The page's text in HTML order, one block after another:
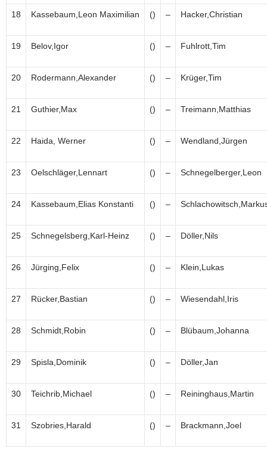
18 Kassebaum,Leon Maximilian () – Hacker,Christian
19 Belov,Igor () – Fuhlrott,Tim
20 Rodermann,Alexander () – Krüger,Tim
21 Guthier,Max () – Treimann,Matthias
22 Haida, Werner () – Wendland,Jürgen
23 Oelschläger,Lennart () – Schnegelberger,Leon
24 Kassebaum,Elias Konstanti () –
25 Schnegelsberg,Karl-Heinz () – Döller,Nils
26 Jürging,Felix () – Klein,Lukas
27 Rücker,Bastian () – Wiesendahl,Iris
28 Schmidt,Robin () – Blübaum,Johanna
29 Spisla,Dominik () – Döller,Jan
30 Teichrib,Michael () – Reininghaus,Martin
31 Szobries,Harald () – Brackmann,Joel